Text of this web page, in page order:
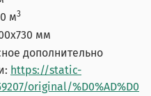
м3
мм
дополнительно
https://static-
original/%D0%AD%D0